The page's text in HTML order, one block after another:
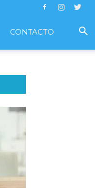
CONTACTO